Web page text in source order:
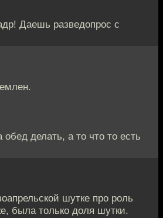
Даешь разведопрос с
делать, а то что то есть
шутке про роль
была только доля шутки.